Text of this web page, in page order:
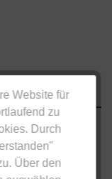
Website für
zu
Durch
Über den